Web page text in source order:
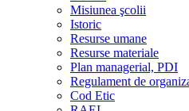
Misiunea şcolii
Istoric
Resurse umane
Resurse materiale
Plan managerial, PDI
Regulament de
Cod Etic